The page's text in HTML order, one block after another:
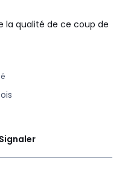
la qualité de ce coup de
Signaler